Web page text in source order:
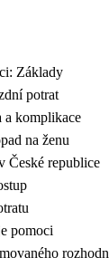
Základy
potrat
a komplikace
na ženu
České republice
pomoci